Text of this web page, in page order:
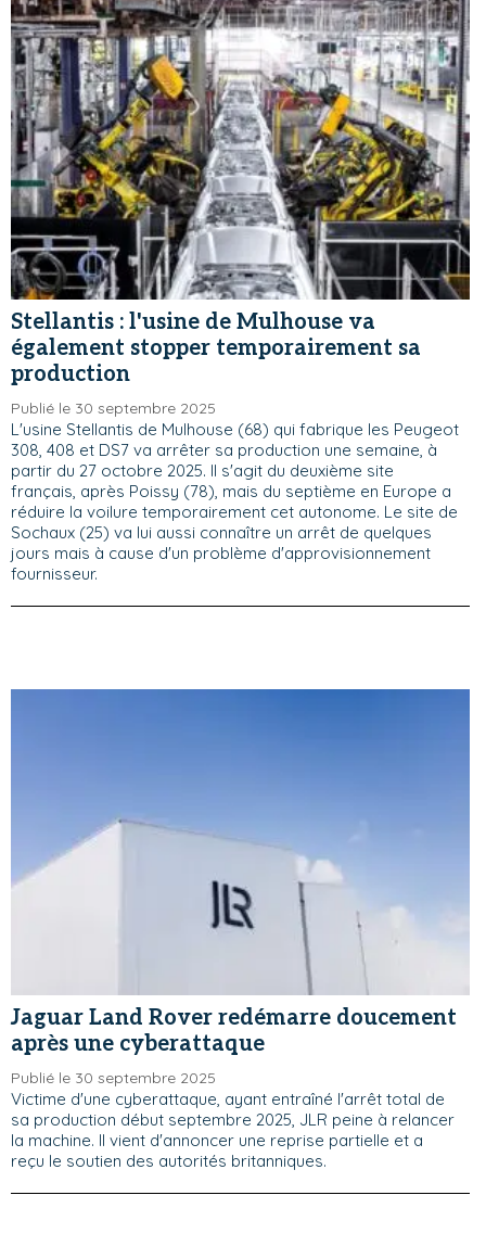
Stellantis : l'usine de Mulhouse va
également stopper temporairement sa
production
Publié le 30 septembre 2025
L'usine Stellantis de Mulhouse (68) qui fabrique les Peugeot
308, 408 et DS7 va arrêter sa production une semaine, à
partir du 27 octobre 2025. Il s'agit du deuxième site
français, après Poissy (78), mais du septième en Europe a
réduire la voilure temporairement cet autonome. Le site de
Sochaux (25) va lui aussi connaître un arrêt de quelques
jours mais à cause d'un problème d'approvisionnement
fournisseur.
Jaguar Land Rover redémarre doucement
après une cyberattaque
Publié le 30 septembre 2025
Victime d'une cyberattaque, ayant entraîné l'arrêt total de
sa production début septembre 2025, JLR peine à relancer
la machine. Il vient d'annoncer une reprise partielle et a
reçu le soutien des autorités britanniques.